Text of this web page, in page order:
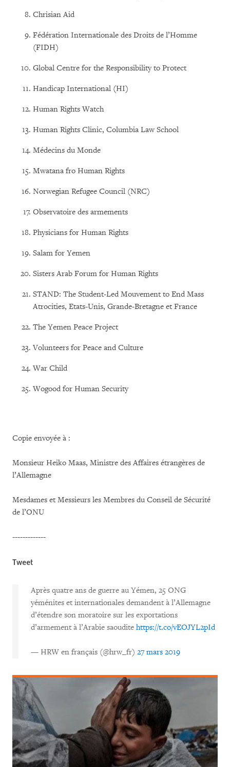
Chrisian Aid
Fédération Internationale des Droits de l’Homme
(FIDH)
Global Centre for the Responsibility to Protect
Handicap International (HI)
Human Rights Watch
Human Rights Clinic, Columbia Law School
Médecins du Monde
Mwatana fro Human Rights
Norwegian Refugee Council (NRC)
Observatoire des armements
Physicians for Human Rights
Salam for Yemen
Sisters Arab Forum for Human Rights
STAND: The Student-Led Mouvement to End Mass
Atrocities, Etats-Unis, Grande-Bretagne et France
The Yemen Peace Project
Volunteers for Peace and Culture
War Child
Wogood for Human Security
Copie envoyée à :
Monsieur Heiko Maas, Ministre des Affaires étrangères de
l’Allemagne
Mesdames et Messieurs les Membres du Conseil de Sécurité
de l’ONU
-------------
Tweet
Après quatre ans de guerre au Yémen, 25 ONG
yéménites et internationales demandent à l’Allemagne
d’étendre son moratoire sur les exportations
d’armement à l’Arabie saoudite https://t.co/vEOJYL2pId
— HRW en français (@hrw_fr) 27 mars 2019